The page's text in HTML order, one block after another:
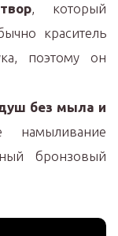
, который
краситель
поэтому он
без мыла и
намыливание
бронзовый